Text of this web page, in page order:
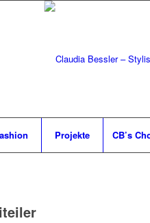
Projekte CB’s